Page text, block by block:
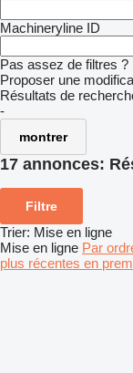
Machineryline ID
Pas assez de filtres ?
Proposer une
Résultats de
-
montrer
17 annonces:
Filtre
Trier: Mise en ligne
Mise en ligne Par
plus récentes en